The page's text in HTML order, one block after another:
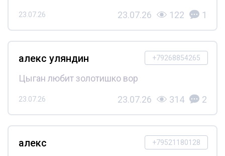
23.07.26 23.07.26 122 1
+79268854265
алекс уляндин
Цыган любит золотишко вор
23.07.26 23.07.26 314 2
+79521180128
алекс